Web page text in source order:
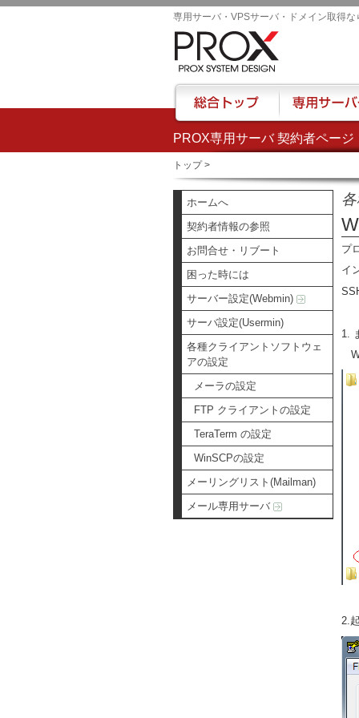
PROX専用サーバ 契約者ページ
専用サーバ・VPSサーバ・ドメイン取得
トップ>
ホームへ
契約者情報の参照
お問合せ・リブート
困った時には
サーバー設定(Webmin)
サーバ設定(Usermin)
各種クライアントソフトウェ
アの設定
メーラの設定
FTP クライアントの設定
TeraTerm の設定
WinSCPの設定
メーリングリスト(Mailman)
メール専用サーバ
プ
イ
1.
2.
総合トップ 専用サーバー